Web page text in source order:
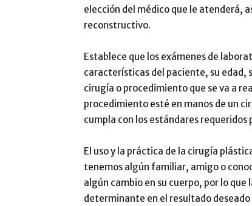
elección del médico que le atenderá,
reconstructivo.
Establece que los exámenes de
características del paciente, su edad,
cirugía o procedimiento que se va a
procedimiento esté en manos de un
cumpla con los estándares
El uso y la práctica de la cirugía
tenemos algún familiar, amigo o
algún cambio en su cuerpo, por lo
determinante en el resultado